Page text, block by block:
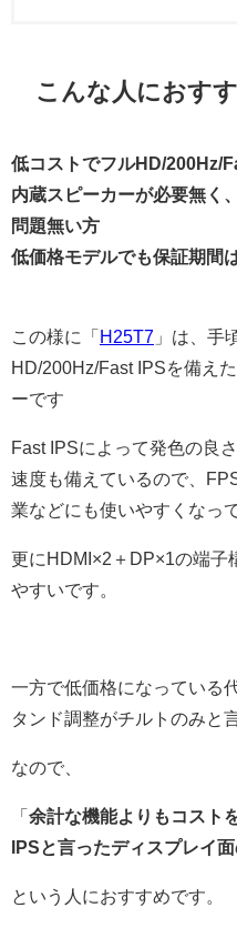
こんな人におすす
低コストでフルHD/200Hz/
内蔵スピーカーが必要無く
問題無い方
低価格モデルでも保証期間
この様に「 H25T7 」は、手
HD/200Hz/Fast IPSを備え
ーです
Fast IPSによって発色の良
速度も備えているので、
業などにも使いやすくなっ
更にHDMI×2＋DP×1の端子
やすいです。
一方で低価格になっている
タンド調整がチルトのみと
なので、
「 余計な機能よりもコスト
IPSと言ったディスプレイ
という人におすすめです。